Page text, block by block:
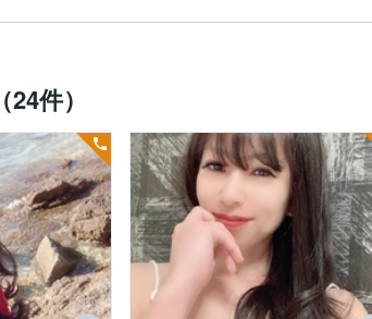
告・集客・作成・サービス接客・経理・ブログ・
は、ただ施術をする技術職ではなくカウンセラー
深いセラピーです。
で聞く事が多く恋愛相談も承っております♪
けど何から始めればいいか分からない。
定、集客、広告
件）